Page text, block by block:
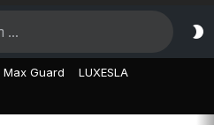
Max Guard LUXESLA